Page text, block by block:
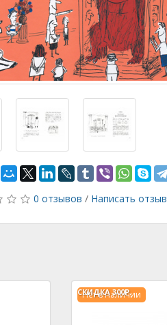
0 отзывов / Написать отзыв
Нет в наличии
СКИДКА300Р.